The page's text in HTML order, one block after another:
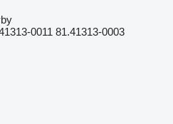
0011 81.41313-0003